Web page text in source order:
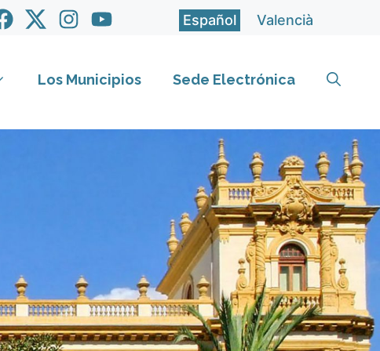
Español Valencià
Los Municipios Sede Electrónica